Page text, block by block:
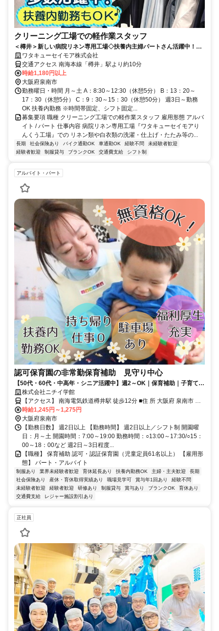
クリーニング工場での軽作業スタッフ
＜樽井＞新しい病院リネン専用工場◇扶養内主婦パートさん活躍中！選
べる時間帯◇未経験・ブランク歓迎
ワタキューセイモア株式会社
交通アクセス 南海本線「樽井」駅より約10分
時給1,180円以上
大阪府泉南市
勤務曜日・時間 月～土 A：8:30～12:30（休憩5分） B：13：20～
17：30（休憩5分） C：9：30～15：30（休憩50分） 週3日～勤務
OK 扶養内勤務 ※時間帯固定、シフト固定...
募集要項 職種 クリーニング工場での軽作業スタッフ 雇用形態 アルバ
イト / パート 仕事内容 病院リネン専用工場『ワタキューセイモアり
んくう工場』での リネン類や白衣類の洗濯・仕上げ・たたみ等の...
長期 社会保険あり バイク通勤OK 車通勤OK 経験不問
未経験者歓迎
経験者歓迎
制服貸与 ブランクOK 交通費支給 シフト制
アルバイト・パート
認可保育園の非常勤保育補助 見守り中心
【50代・60代・中高年・シニア活躍中】週2～OK｜保育補助｜子育て支
援員の方歓迎！
株式会社ニチイ学館
【アクセス】 南海電気鉄道樽井駅 徒歩12分 ■住 所 大阪府 泉南市 樽
井8-7-5 ■アクセス 南海電気鉄道樽井駅 徒歩12分
時給1,245円～1,275円
大阪府泉南市
【勤務日数】 週2日以上 【勤務時間】 週2日以上／シフト制 開園曜
日：月～土 開園時間：7:00～19:00 勤務時間：○13:00～17:30/○15：
00～18：00など 週2日～3日程度...
【職種】 保育補助 認可・認証保育園（児童定員61名以上） 【雇用形
態】 パート・アルバイト
制服あり 業界未経験者歓迎 育休延長あり 扶養内勤務OK 主婦・主夫歓迎
長期
社会保険あり
産休・育休取得実績あり 職場見学可 賞与年1回あり
経験不問
未経験者歓迎
経験者歓迎 研修あり 制服貸与 賞与あり ブランクOK
育休あり
交通費支給
レジャー施設割引あり
正社員